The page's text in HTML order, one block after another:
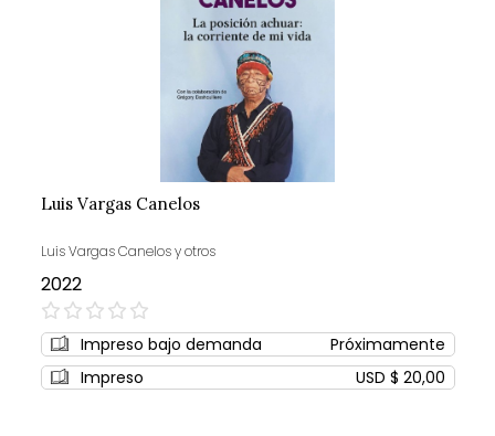
Luis Vargas Canelos
Luis Vargas Canelos y otros
2022
0%
Impreso bajo demanda
Próximamente
Impreso
USD $ 20,00